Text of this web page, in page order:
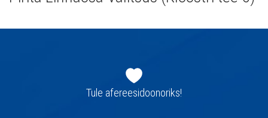
navigatsioonTule afereesidoonoriks!